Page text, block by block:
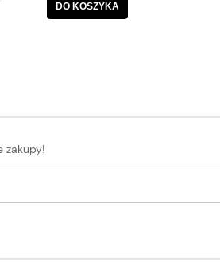
DO KOSZYKA
zakupy!